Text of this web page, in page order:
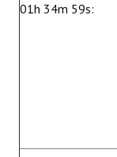
01h 34m 59s: